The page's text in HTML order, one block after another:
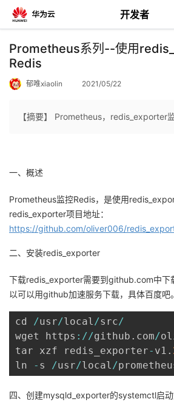
开发者
返
回
人
主
页
我
的
开
者
我
的
我
我
的
发
者
学
我
Programs
的
支
持
Prometheus系列--使用
Redis
郁唯xiaolin 2021/05/22
【摘要】 Prometheus，redis_exporter
一、概述
Prometheus监控Redis，是使用
redis_exporter项目地址：
https://github.com/oliver006/
二、安装redis_exporter
下载redis_exporter需要到github.com中下
以可以用github加速服务下载，具体百度吧。
cd /usr/local/src/
wget https : //github . com/
tar xzf redis_exporter- v1 .
ln
- s /usr/local/
四、创建mysqld_exporter的systemctl启